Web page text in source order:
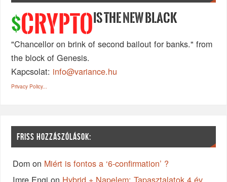
$CRYPTO IS THE NEW BLACK
"Chancellor on brink of second bailout for banks." from
the block of Genesis.
Kapcsolat: info@variance.hu
Privacy Policy...
FRISS HOZZÁSZÓLÁSOK:
Dom on Miért is fontos a ‘6-confirmation’ ?
Imre Engi on Hybrid + Napelem: Tapasztalatok 4 év